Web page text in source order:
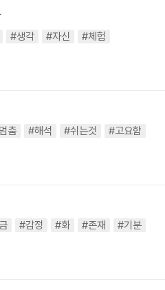
#생각 #자신
#체험
춤 #해석 #쉬는것
#고요함
#감정 #화 #존재
#기분